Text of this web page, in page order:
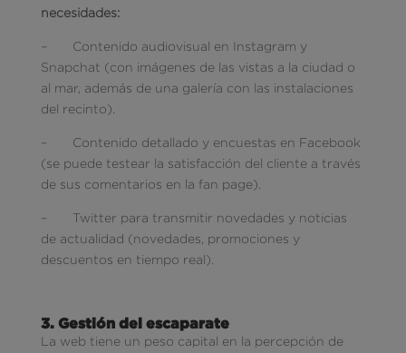
necesidades:
– Contenido audiovisual en Instagram y
Snapchat (con imágenes de las vistas a la ciudad o
al mar, además de una galería con las instalaciones
del recinto).
– Contenido detallado y encuestas en Facebook
(se puede testear la satisfacción del cliente a través
de sus comentarios en la fan page).
– Twitter para transmitir novedades y noticias
de actualidad (novedades, promociones y
descuentos en tiempo real).
3. Gestión del escaparate
La web tiene un peso capital en la percepción de